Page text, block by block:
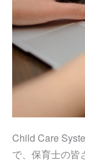
Child Care
で、保育士の皆